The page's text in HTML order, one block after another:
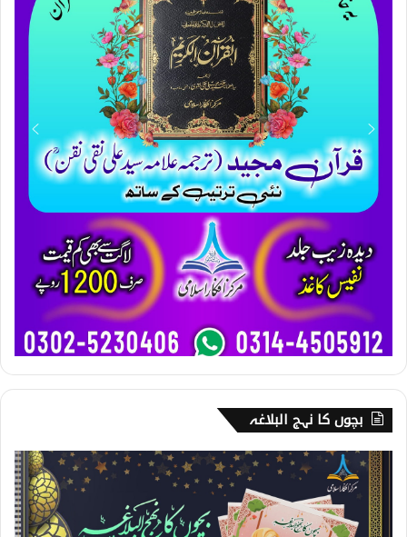
بچوں کا نہج البلاغہ